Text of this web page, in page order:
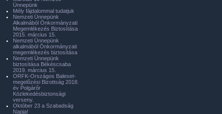
Ünnepünk
Mély fájdalommal tudatjuk
Nemzeti Ünnepünk
Alkalmából Önkormányzati
Megemlékezés Biztosítása
2015. március 15.
Nemzeti Ünnepünk
alkalmából Önkormányzati
megemlékezés biztosítása
Nemzeti Ünnepünk
biztosítása Békéscsaba
2019. március 15.
ORFK-Országos Baleset-
megelőzési Bizottság 2018.
év Polgárőr
Közlekedésbiztonsági
verseny.
Október 23 a Szabadság
Napja!